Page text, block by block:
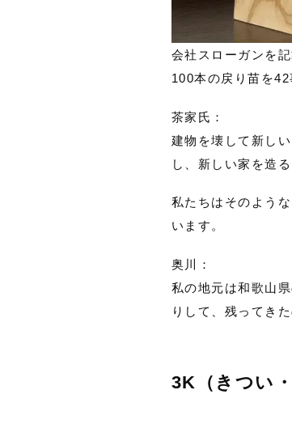
会社スローガンを
100本の戻り苗を
茶家氏：
建物を壊して新し
し、新しい家を造
私たちはそのよう
います。
奥川：
私の地元は和歌山
りして、残ってき
3K（きつい